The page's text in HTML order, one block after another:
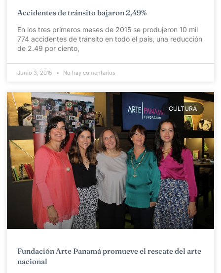
Accidentes de tránsito bajaron 2,49%
En los tres primeros meses de 2015 se produjeron 10 mil
774 accidentes de tránsito en todo el país, una reducción
de 2.49 por ciento,
Junio 3, 2015 No hay comentarios
CULTURA
Fundación Arte Panamá promueve el rescate del arte
nacional